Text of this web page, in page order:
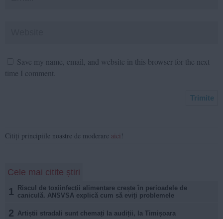
Save my name, email, and website in this browser for the next
time I comment.
Citiți principiile noastre de moderare aici!
Cele mai citite știri
1
Riscul de toxiinfecții alimentare crește în perioadele de
caniculă. ANSVSA explică cum să eviți problemele
2 Artiștii stradali sunt chemați la audiții, la Timișoara